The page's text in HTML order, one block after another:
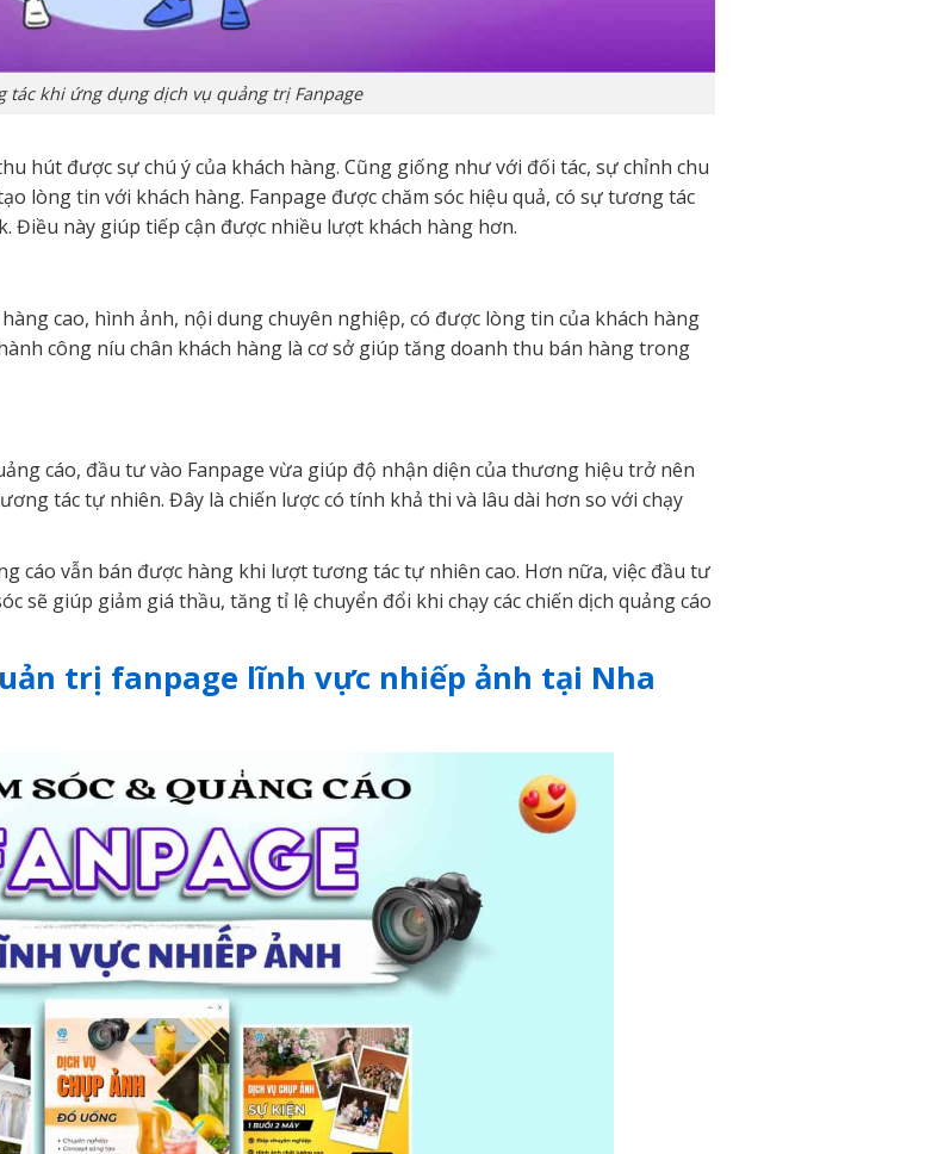
tác khi ứng dụng dịch vụ quảng trị Fanpage
hút được sự chú ý của khách hàng. Cũng giống như với đối tác, sự chỉnh chu
lòng tin với khách hàng. Fanpage được chăm sóc hiệu quả, có sự tương tác
Điều này giúp tiếp cận được nhiều lượt khách hàng hơn.
cao, hình ảnh, nội dung chuyên nghiệp, có được lòng tin của khách hàng
công níu chân khách hàng là cơ sở giúp tăng doanh thu bán hàng trong
cáo, đầu tư vào Fanpage vừa giúp độ nhận diện của thương hiệu trở nên
tác tự nhiên. Đây là chiến lược có tính khả thi và lâu dài hơn so với chạy
cáo vẫn bán được hàng khi lượt tương tác tự nhiên cao. Hơn nữa, việc đầu tư
sẽ giúp giảm giá thầu, tăng tỉ lệ chuyển đổi khi chạy các chiến dịch quảng cáo
trị fanpage lĩnh vực nhiếp ảnh tại Nha